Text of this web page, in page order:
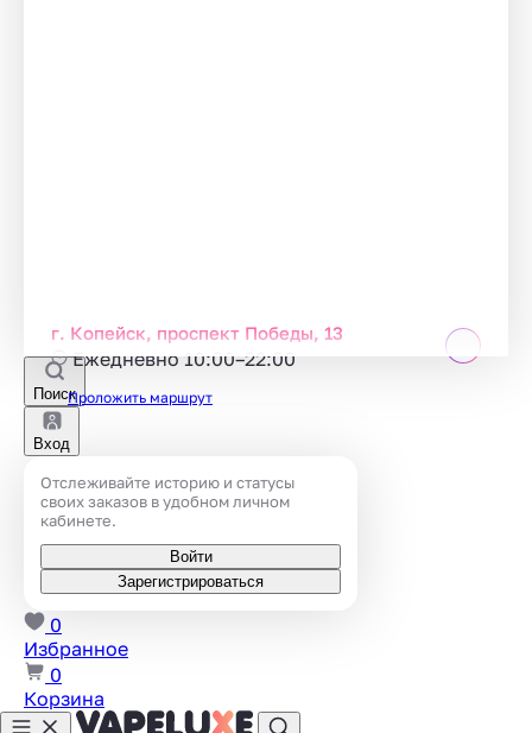
г. Копейск, проспект Победы, 13
Ежедневно 10:00–22:00
Проложить маршрут
Поиск
Вход
Отслеживайте историю и статусы
своих заказов в удобном личном
кабинете.
Войти
Зарегистрироваться
0
Избранное
0
Корзина